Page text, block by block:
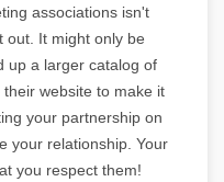
associations isn't
out. It might only be
up a larger catalog of
website to make it
your partnership on
your relationship. Your
you respect them!